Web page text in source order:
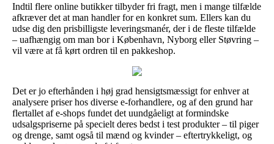
Indtil flere online butikker tilbyder fri fragt, men i mange tilfælde
afkræver det at man handler for en konkret sum. Ellers kan du
udse dig den prisbilligste leveringsmanér, der i de fleste tilfælde
– uafhængig om man bor i København, Nyborg eller Støvring –
vil være at få kørt ordren til en pakkeshop.
Det er jo efterhånden i høj grad hensigtsmæssigt for enhver at
analysere priser hos diverse e-forhandlere, og af den grund har
flertallet af e-shops fundet det uundgåeligt at formindske
udsalgspriserne på specielt deres bedst i test produkter – til piger
og drenge, samt også til mænd og kvinder – eftertrykkeligt, og